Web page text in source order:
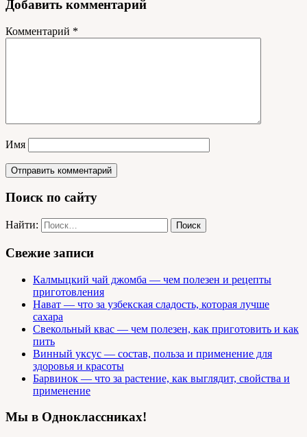
Добавить комментарий
Комментарий *
Имя
Поиск по сайту
Найти:
Свежие записи
Калмыцкий чай джомба — чем полезен и рецепты
приготовления
Нават — что за узбекская сладость, которая лучше
сахара
Свекольный квас — чем полезен, как приготовить и как
пить
Винный уксус — состав, польза и применение для
здоровья и красоты
Барвинок — что за растение, как выглядит, свойства и
применение
Мы в Одноклассниках!